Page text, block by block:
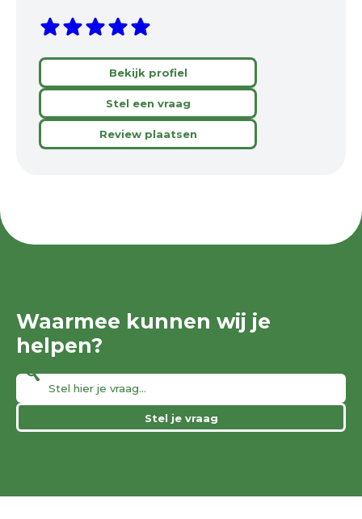
Bekijk profiel
Stel een vraag
Review plaatsen
Waarmee kunnen wij je
helpen?
Stel je vraag